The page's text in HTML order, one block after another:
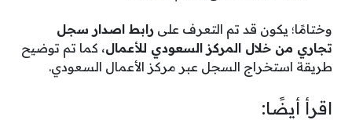
وختامًا؛ يكون قد تم التعرف على رابط اصدار سجل
تجاري من خلال المركز السعودي للأعمال، كما تم توضيح
طريقة استخراج السجل عبر مركز الأعمال السعودي.
اقرأ أيضًا: